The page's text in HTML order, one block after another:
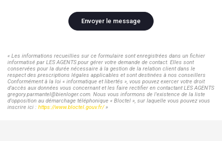
Envoyer le message
« Les informations recueillies sur ce formulaire sont enregistrées dans un fichier
informatisé par LES AGENTS pour gérer votre demande de contact. Elles sont
conservées pour la durée nécessaire à la gestion de la relation client dans le
respect des prescriptions légales applicables et sont destinées à nos conseillers
Conformément à la loi « informatique et libertés », vous pouvez exercer votre droit
d'accès aux données vous concernant et les faire rectifier en contactant LES AGENTS
gregory.parmantel@bienloger.com. Nous vous informons de l'existence de la liste
d'opposition au démarchage téléphonique « Bloctel », sur laquelle vous pouvez vous
inscrire ici : https://www.bloctel.gouv.fr/»